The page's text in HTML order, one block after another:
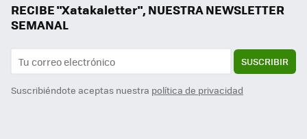
RECIBE "Xatakaletter", NUESTRA NEWSLETTER
SEMANAL
SUSCRIBIR
Suscribiéndote aceptas nuestra política de privacidad